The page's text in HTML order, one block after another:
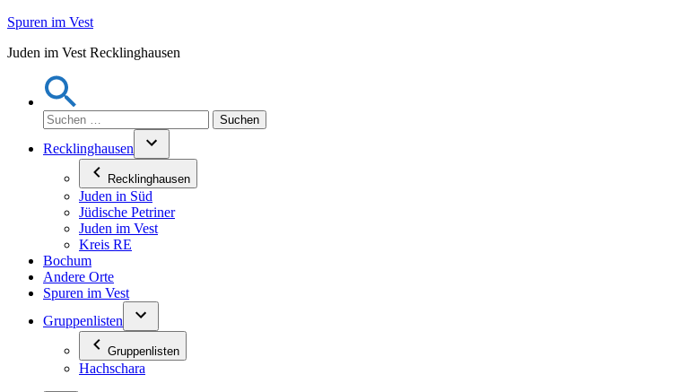
Zum
springen
Spuren im Vest
Juden im Vest Recklinghausen
Suchen
nach:
Recklinghausen
Recklinghausen
Juden in Süd
Jüdische Petriner
Juden im Vest
Kreis RE
Bochum
Andere Orte
Spuren im Vest
Gruppenlisten
Gruppenlisten
Hachschara